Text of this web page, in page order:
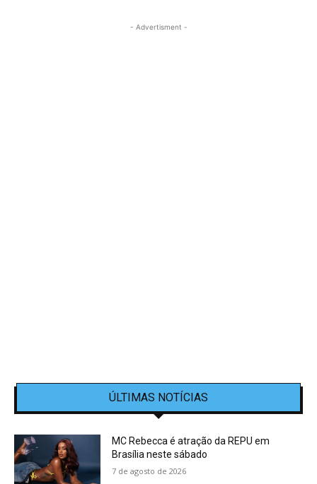
- Advertisment -
ÚLTIMAS NOTÍCIAS
MC Rebecca é atração da REPU em
Brasília neste sábado
7 de agosto de 2026